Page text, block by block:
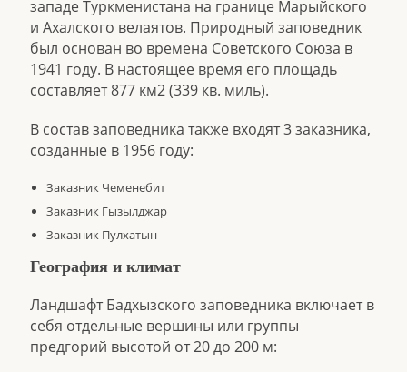
западе Туркменистана на границе Марыйского
и Ахалского велаятов. Природный заповедник
был основан во времена Советского Союза в
1941 году. В настоящее время его площадь
составляет 877 км2(339 кв. миль).
В состав заповедника также входят 3 заказника,
созданные в 1956 году:
Заказник Чеменебит
Заказник Гызылджар
Заказник Пулхатын
География и климат
Ландшафт Бадхызского заповедника включает в
себя отдельные вершины или группы
предгорий высотой от 20 до 200 м: